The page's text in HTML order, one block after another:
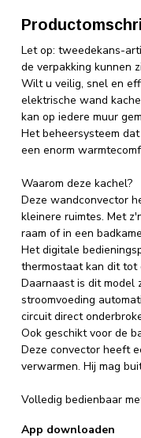
Let op: tweedekans-
de verpakking kunnen
Wilt u veilig, snel en
elektrische wand
kan op iedere muur
Het beheersysteem
een enorm
Waarom deze kachel?
Deze wandconvector
kleinere ruimtes. Met
raam of in een
Het digitale
thermostaat kan dit tot
Daarnaast is dit model
stroomvoeding
circuit direct
Ook geschikt voor de
Deze convector heeft
verwarmen. Hij mag
Volledig bedienbaar
App downloaden